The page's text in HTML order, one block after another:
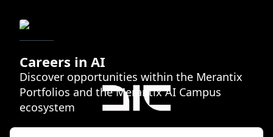
Careers in AI
Discover opportunities within the Merantix
Portfolios and the Merantix AI Campus
ecosystem